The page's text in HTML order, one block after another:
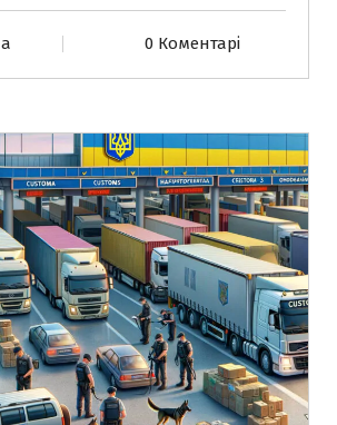
0 Коментарі